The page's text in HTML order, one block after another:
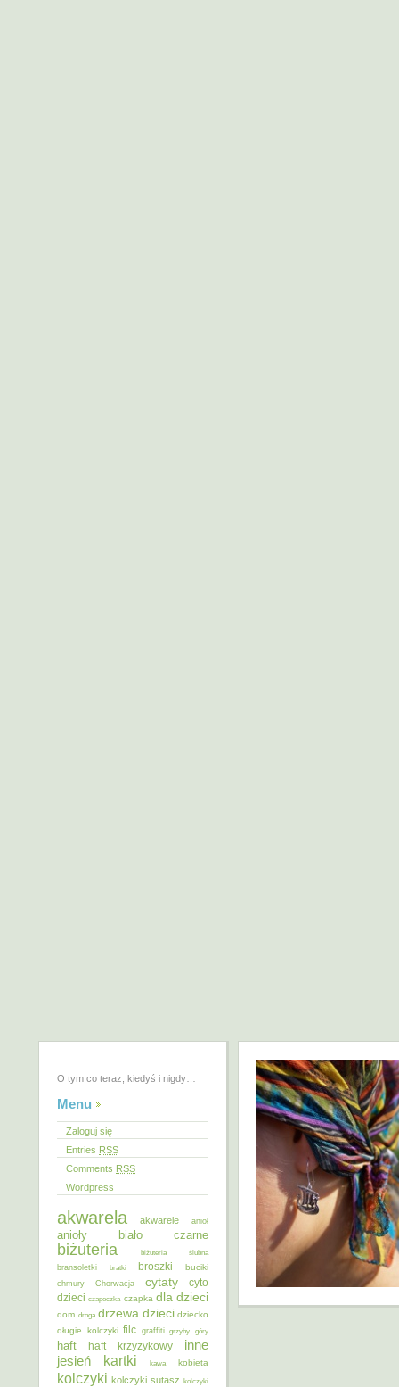
O tym co teraz, kiedyś i nigdy…
Menu
Zaloguj się
Entries RSS
Comments RSS
Wordpress
akwarela akwarele anioł
anioły biało czarne
biżuteria
biżuteria ślubna
bransoletki
bratki broszki buciki
chmury Chorwacja cytaty
cyto
dzieci czapeczka czapka dla dzieci
dom droga drzewa dzieci dziecko
długie kolczyki filc graffiti grzyby góry
haft haft krzyżykowy inne
jesień kartki kawa kobieta
kolczyki kolczyki sutasz kolczyki